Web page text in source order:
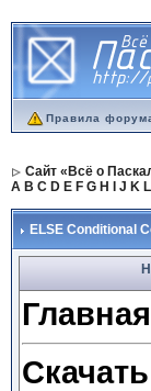
Правила
Сайт «Всё о
A B C D E F G H J K L
ELSE Conditional
Главная